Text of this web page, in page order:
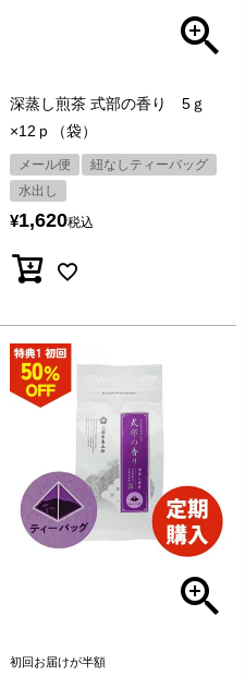
深蒸し煎茶 式部の香り 5ｇ
×12ｐ（袋）
メール便
紐なしティーバッグ
水出し
¥1,620税込
初回お届けが半額